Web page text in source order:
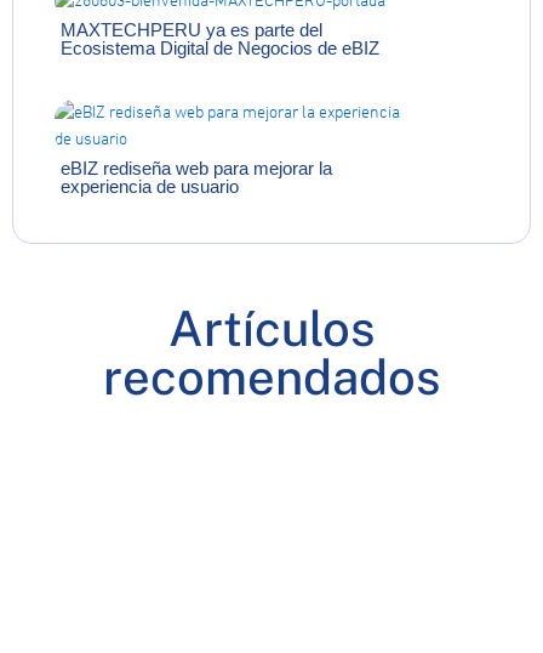
MAXTECHPERU ya es parte del
Ecosistema Digital de Negocios de eBIZ
eBIZ rediseña web para mejorar la
experiencia de usuario
Artículos
recomendados